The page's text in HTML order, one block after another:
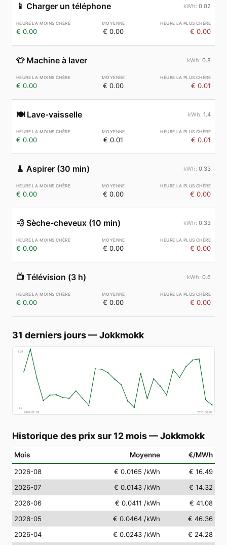
📱 Charger un téléphone 0.02
€ 0.00 € 0.00 € 0.00
👕 Machine à laver 0.8
€ 0.00 € 0.00 € 0.01
🍽️ Lave-vaisselle 1.4
€ 0.00 € 0.01 € 0.01
🧹 Aspirer (30 min) 0.33
€ 0.00 € 0.00 € 0.00
💨 Sèche-cheveux (10 min) 0.33
€ 0.00 € 0.00 € 0.00
📺 Télévision (3 h) 0.6
€ 0.00 € 0.00 € 0.00
31 derniers jours—Jokkmokk
€28
€3
2026-07-09
2026-08-07
Historique des prix sur 12 mois—Jokkmokk
Mois Moyenne €/MWh
2026-08 € 0.0165 /kWh
€ 16.49
2026-07
€ 0.0143 /kWh
€ 14.32
2026-06
€ 0.0411 /kWh
€ 41.08
2026-05
€ 0.0464 /kWh
€ 46.36
2026-04
€ 0.0243 /kWh
€ 24.28